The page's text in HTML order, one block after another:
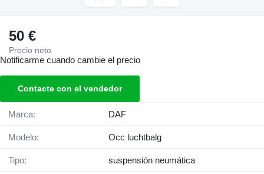
50 €
Precio neto
Notificarme cuando cambie el precio
Contacte con el vendedor
Marca: DAF
Modelo: Occ luchtbalg
Tipo: suspensión neumática